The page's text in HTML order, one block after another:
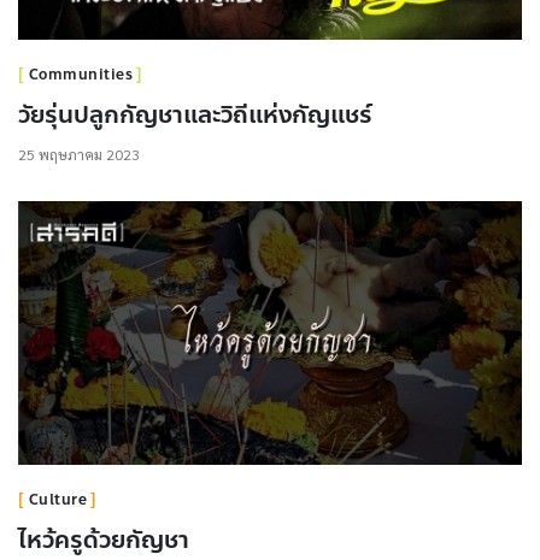
Communities
วัยรุ่นปลูกกัญชาและวิถีแห่งกัญแชร์
25 พฤษภาคม 2023
Culture
ไหว้ครูด้วยกัญชา